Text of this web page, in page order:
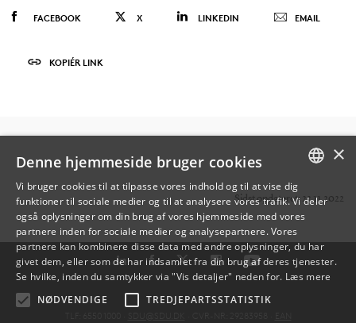
FACEBOOK X LINKEDIN EMAIL
KOPIÉR LINK
Sidst opdateret: 23.11.2022
DANISH
DANISH
×
Denne hjemmeside bruger cookies
Vi bruger cookies til at tilpasse vores indhold og til at vise dig
funktioner til sociale medier og til at analysere vores trafik. Vi deler
også oplysninger om din brug af vores hjemmeside med vores
partnere inden for sociale medier og analysepartnere. Vores
partnere kan kombinere disse data med andre oplysninger, du har
givet dem, eller som de har indsamlet fra din brug af deres tjenester.
Se hvilke, inden du samtykker via "Vis detaljer" neden for. Læs mere
NØDVENDIGE
TREDJEPARTSSTATISTIK